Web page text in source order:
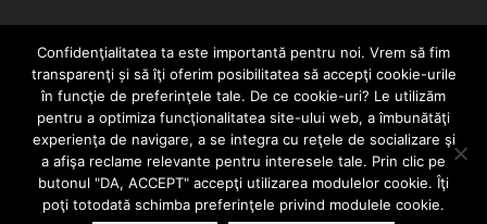
HOME CONTACT POLITICĂ DE CONFIDENȚIALITATE
Since 2005 | Copyright by HIPHOPLIVE
ENTERTAINMENT SRL
Confidenţialitatea ta este importantă pentru noi. Vrem să fim
transparenţi și să îţi oferim posibilitatea să accepţi cookie-urile
în funcţie de preferinţele tale. De ce cookie-uri? Le utilizăm
pentru a optimiza funcţionalitatea site-ului web, a îmbunătăţi
experienţa de navigare, a se integra cu reţele de socializare şi
a afişa reclame relevante pentru interesele tale. Prin clic pe
butonul "DA, ACCEPT" accepţi utilizarea modulelor cookie. Îţi
poţi totodată schimba preferinţele privind modulele cookie.